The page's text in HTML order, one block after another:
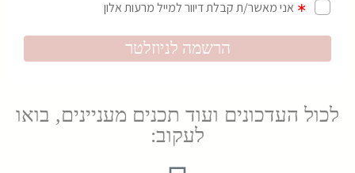
לכול העדכונים ועוד תכנים מעניינים, בואו
לעקוב: